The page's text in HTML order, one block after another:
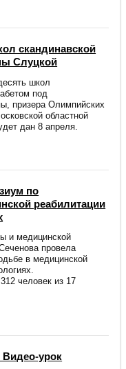
скандинавской
Слуцкой
школ
под
призера Олимпийских
областной
дан 8 апреля.
по
реабилитации
и медицинской
провела
в медицинской
человек из 17
Видео-урок